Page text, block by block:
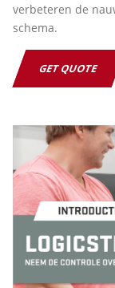
verbeteren de
schema.
GET QUOTE